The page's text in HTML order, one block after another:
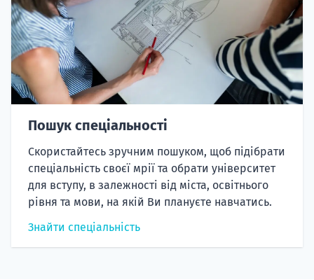
Пошук спеціальності
Скористайтесь зручним пошуком, щоб підібрати
спеціальність своєї мрії та обрати університет
для вступу, в залежності від міста, освітнього
рівня та мови, на якій Ви плануєте навчатись.
Знайти спеціальність